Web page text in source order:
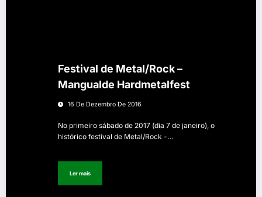
Festival de Metal/Rock –
Mangualde Hardmetalfest
16 De Dezembro De 2016
No primeiro sábado de 2017 (dia 7 de janeiro), o
histórico festival de Metal/Rock -…
Ler mais